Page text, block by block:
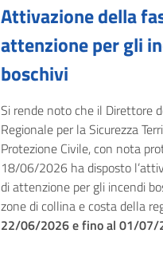
Attivazione della
attenzione per gli
boschivi
Si rende noto che il Direttore
Regionale per la Sicurezza
Protezione Civile, con nota
18/06/2026 ha disposto
di attenzione per gli incendi
zone di collina e costa della
22/06/2026 e fino al 01/07/